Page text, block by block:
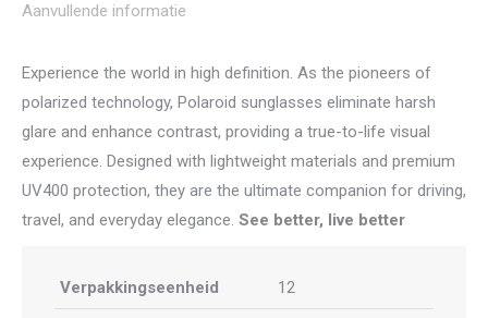
Aanvullende informatie
Experience the world in high definition. As the pioneers of
polarized technology, Polaroid sunglasses eliminate harsh
glare and enhance contrast, providing a true-to-life visual
experience. Designed with lightweight materials and premium
UV400 protection, they are the ultimate companion for driving,
travel, and everyday elegance. See better, live better
Verpakkingseenheid 12